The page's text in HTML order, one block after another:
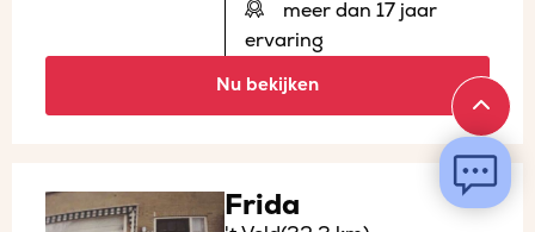
meer dan 17 jaar
ervaring
Nu bekijken
Frida